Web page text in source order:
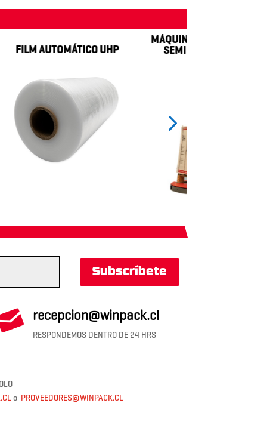
AUTOMÁTICO UHP
MÁQUINA ENVOLVEDORA DE
SEMI AUTOMÁTICA EXP – 108
Subscríbete
recepcion@winpack.cl
RESPONDEMOS DENTRO DE 24 HRS
o PROVEEDORES@WINPACK.CL